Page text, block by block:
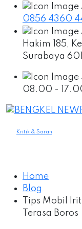
0856 4360
Hakim 185,
Surabaya
08.00 -
Kritik & Saran
Home
Blog
Tips Mobil
Terasa Boros